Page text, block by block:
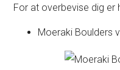
For at overbevise dig er
Moeraki Boulders